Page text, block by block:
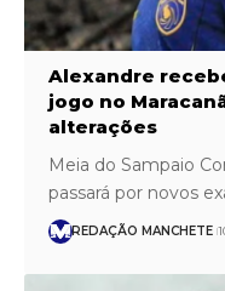
Alexandre
jogo no
alterações
Meia do Sampaio
passará por novos
REDAÇÃO MANCHETE